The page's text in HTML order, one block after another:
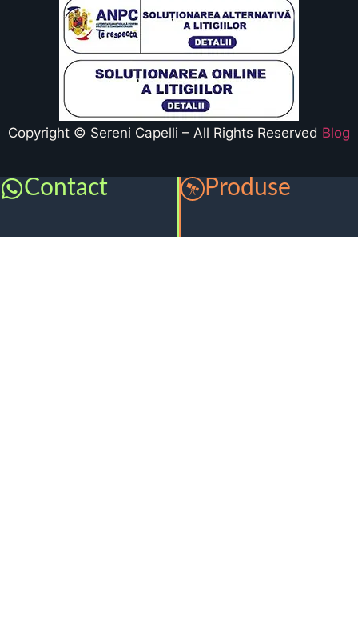
Copyright © Sereni Capelli – All Rights Reserved Blog
Contact Produse